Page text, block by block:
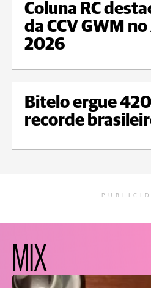
Coluna RC
da CCV GWM
2026
Bitelo ergue
recorde
MIX